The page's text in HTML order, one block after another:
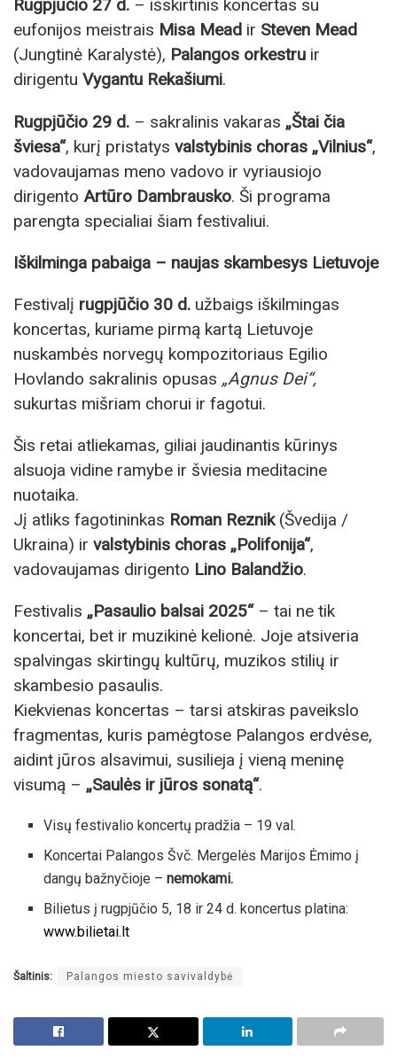
Rugpjūčio 27 d. – išskirtinis koncertas su
eufonijos meistrais Misa Mead ir Steven Mead
(Jungtinė Karalystė), Palangos orkestru ir
dirigentu Vygantu Rekašiumi.
Rugpjūčio 29 d. – sakralinis vakaras „Štai čia
šviesa“, kurį pristatys valstybinis choras „Vilnius“,
vadovaujamas meno vadovo ir vyriausiojo
dirigento Artūro Dambrausko. Ši programa
parengta specialiai šiam festivaliui.
Iškilminga pabaiga – naujas skambesys Lietuvoje
Festivalį rugpjūčio 30 d. užbaigs iškilmingas
koncertas, kuriame pirmą kartą Lietuvoje
nuskambės norvegų kompozitoriaus Egilio
Hovlando sakralinis opusas „Agnus Dei“,
sukurtas mišriam chorui ir fagotui.
Šis retai atliekamas, giliai jaudinantis kūrinys
alsuoja vidine ramybe ir šviesia meditacine
nuotaika.
Jį atliks fagotininkas Roman Reznik(Švedija /
Ukraina) ir valstybinis choras „Polifonija“,
vadovaujamas dirigento Lino Balandžio.
Festivalis „Pasaulio balsai 2025“– tai ne tik
koncertai, bet ir muzikinė kelionė. Joje atsiveria
spalvingas skirtingų kultūrų, muzikos stilių ir
skambesio pasaulis.
Kiekvienas koncertas – tarsi atskiras paveikslo
fragmentas, kuris pamėgtose Palangos erdvėse,
aidint jūros alsavimui, susilieja į vieną meninę
visumą – „Saulės ir jūros sonatą“.
Visų festivalio koncertų pradžia – 19 val.
Koncertai Palangos Švč. Mergelės Marijos Ėmimo į
dangų bažnyčioje –nemokami.
Bilietus į rugpjūčio 5, 18 ir 24 d. koncertus platina:
www.bilietai.lt
Šaltinis: Palangos miesto savivaldybė